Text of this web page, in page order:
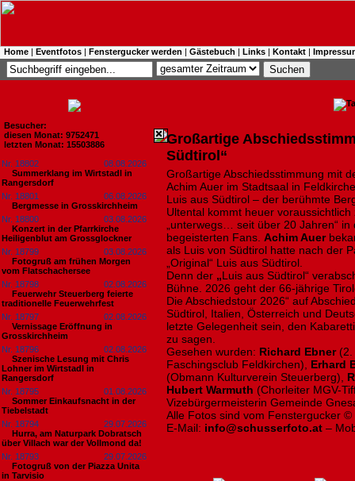
Home | Eventfotos | Fenstergucker werden | Gästebuch | Links | Kontakt |
Besucher:
diesen Monat: 9752471
letzten Monat: 15503886
Nr. 18802
08.08.2026
Summerklang im Wirtstadl in
Rangersdorf
Nr. 18801
06.08.2026
Bergmesse in Grosskirchheim
Nr. 18800
03.08.2026
Konzert in der Pfarrkirche
Heiligenblut am Grossglockner
Nr. 18799
03.08.2026
Fotogruß am frühen Morgen
vom Flatschachersee
Nr. 18798
02.08.2026
Feuerwehr Steuerberg feierte
traditionelle Feuerwehrfest
Nr. 18797
02.08.2026
Vernissage Eröffnung in
Grosskirchheim
Nr. 18796
02.08.2026
Szenische Lesung mit Chris
Lohner im Wirtstadl in
Rangersdorf
Nr. 18795
01.08.2026
Sommer Einkaufsnacht in der
Tiebelstadt
Nr. 18794
29.07.2026
Hurra, am Naturpark Dobratsch
über Villach war der Vollmond da!
Nr. 18793
29.07.2026
Fotogruß von der Piazza Unita
in Tarvisio
Großartige
Südtirol“
Großartige Abschiedsstimmung mit
Achim Auer im Stadtsaal in
Luis aus Südtirol – der berühmte
Ultental kommt heuer
„unterwegs… seit über 20 Jahren“
begeisterten Fans. Achim Auer
als Luis von Südtirol hatte nach der
„Original“ Luis aus Südtirol.
Denn der „Luis aus Südtirol“
Bühne. 2026 geht der 66-jährige
Die Abschiedstour 2026“ auf
Südtirol, Italien, Österreich und
letzte Gelegenheit sein, den
zu sagen.
Gesehen wurden: Richard Ebner(2.
Faschingsclub Feldkirchen), Erhard
(Obmann Kulturverein Steuerberg),
Hubert Warmuth (Chorleiter MGV-
Vizebürgermeisterin Gemeinde
Alle Fotos sind vom Fenstergucker ©
E-Mail: info@schusserfoto.at –